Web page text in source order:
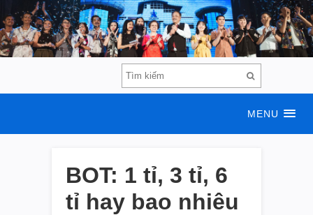
MENU
BOT: 1 tỉ, 3 tỉ, 6
tỉ hay bao nhiêu